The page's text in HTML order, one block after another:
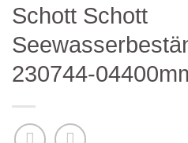
Schott Schott
230744-